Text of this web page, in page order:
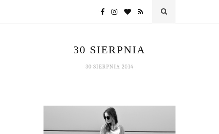
30 SIERPNIA
30 SIERPNIA 2014